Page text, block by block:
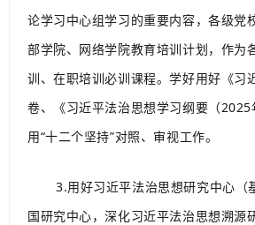
论学习中心组学习的重要内容，各级党
部学院、网络学院教育培训计划，作为
训、在职培训必训课程。学好用好《习
卷、《习近平法治思想学习纲要（
用“十二个坚持”对照、审视工作。
3.用好习近平法治思想研究中心（
国研究中心，深化习近平法治思想溯源